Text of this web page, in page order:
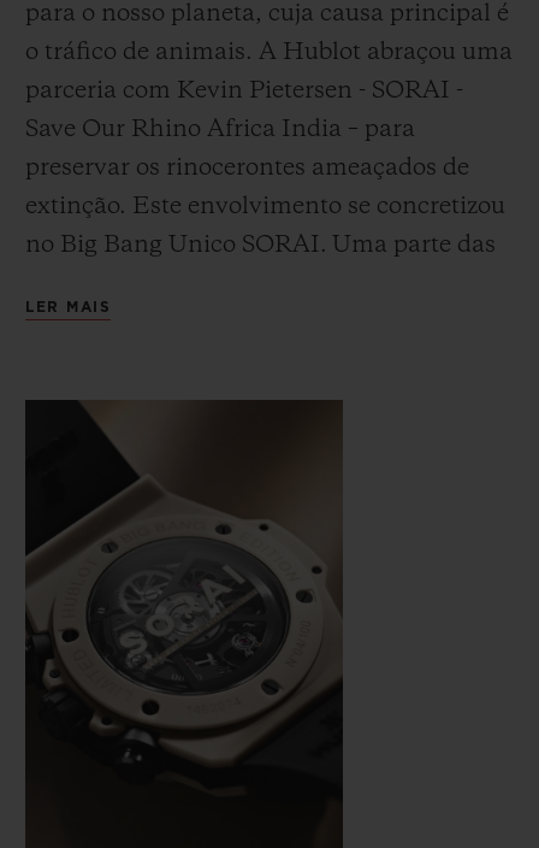
para o nosso planeta, cuja causa principal é
o tráfico de animais. A Hublot abraçou uma
parceria com Kevin Pietersen - SORAI -
Save Our Rhino Africa India – para
preservar os rinocerontes ameaçados de
extinção. Este envolvimento se concretizou
no Big Bang Unico SORAI. Uma parte das
exclusivamente à Care for Wild – o maior
apoiado pela SORAI – para que empregue
no que julgar melhor.
Ao adquirirem este relógio, 100 pessoas
estarão participando desta iniciativa
conduzida pela Hublot, a partir das
recomendações de SORAI.
LER MAIS
EMBALAGEM DE PRESENTES
CONTATO